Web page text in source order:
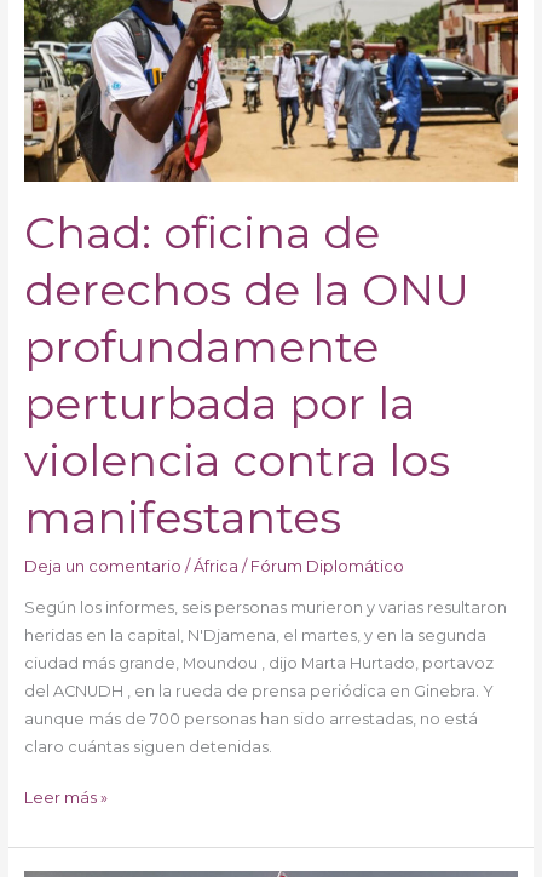
Chad: oficina de
derechos de la ONU
profundamente
perturbada por la
violencia contra los
manifestantes
Deja un comentario / África / Fórum Diplomático
Según los informes, seis personas murieron y varias resultaron
heridas en la capital, N'Djamena, el martes, y en la segunda
ciudad más grande, Moundou , dijo Marta Hurtado, portavoz
del ACNUDH , en la rueda de prensa periódica en Ginebra. Y
aunque más de 700 personas han sido arrestadas, no está
claro cuántas siguen detenidas.
derechos
de
la
ONU
profundamente
perturbada
por
violencia
los
Leer más »